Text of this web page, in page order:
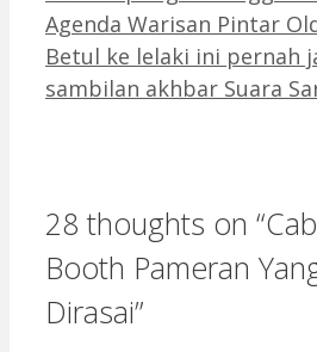
Agenda Warisan Pintar
Betul ke lelaki ini pernah
sambilan akhbar Suara
28 thoughts on
Booth Pameran
Dirasai”